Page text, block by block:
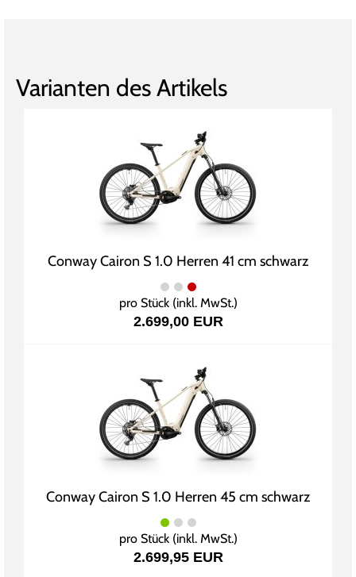
Varianten des Artikels
Conway Cairon S 1.0 Herren 41 cm schwarz
pro Stück (inkl. MwSt.)
2.699,00 EUR
Conway Cairon S 1.0 Herren 45 cm schwarz
pro Stück (inkl. MwSt.)
2.699,95 EUR